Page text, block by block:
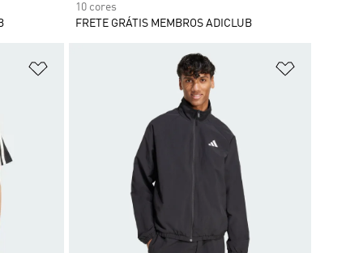
10 cores
FRETE GRÁTIS MEMBROS ADICLUB
Adicionar à Lista de Desejos